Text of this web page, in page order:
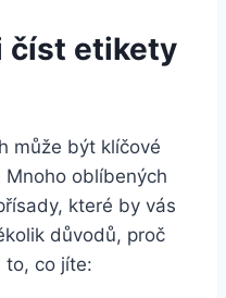
číst etikety
může být klíčové
oblíbených
které by vás
důvodů, proč
to, co jíte: